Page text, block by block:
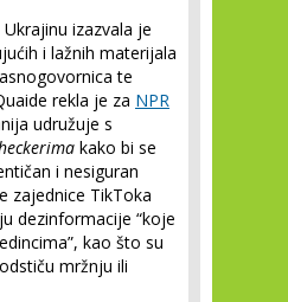
izazvala je
i lažnih materijala
te
rekla je za NPR
udružuje s
kako bi se
i nesiguran
zajednice TikToka
dezinformacije “koje
kao što su
mržnju ili